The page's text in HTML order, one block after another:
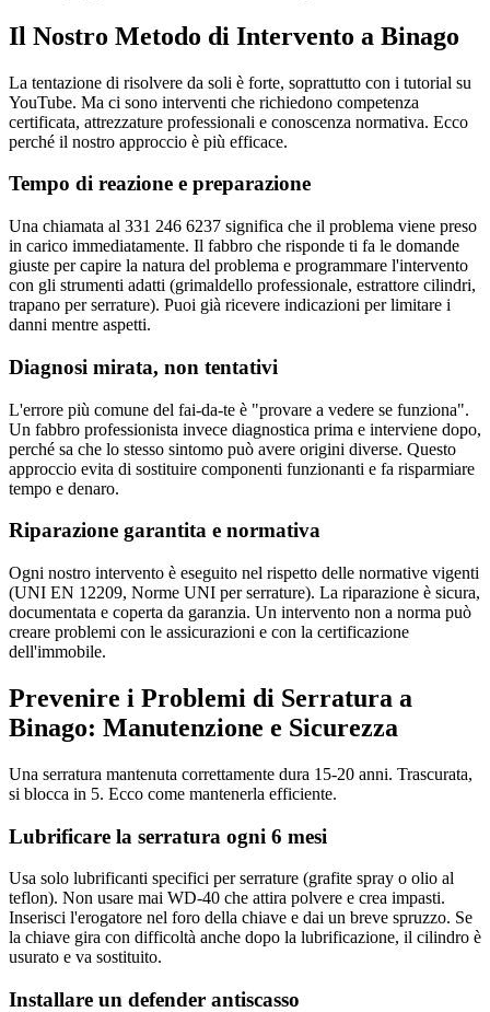
Il Nostro Metodo di Intervento a Binago
La tentazione di risolvere da soli è forte, soprattutto con i tutorial su
YouTube. Ma ci sono interventi che richiedono competenza
certificata, attrezzature professionali e conoscenza normativa. Ecco
perché il nostro approccio è più efficace.
Tempo di reazione e preparazione
Una chiamata al 331 246 6237 significa che il problema viene preso
in carico immediatamente. Il fabbro che risponde ti fa le domande
giuste per capire la natura del problema e programmare l'intervento
con gli strumenti adatti (grimaldello professionale, estrattore cilindri,
trapano per serrature). Puoi già ricevere indicazioni per limitare i
danni mentre aspetti.
Diagnosi mirata, non tentativi
L'errore più comune del fai-da-te è "provare a vedere se funziona".
Un fabbro professionista invece diagnostica prima e interviene dopo,
perché sa che lo stesso sintomo può avere origini diverse. Questo
approccio evita di sostituire componenti funzionanti e fa risparmiare
tempo e denaro.
Riparazione garantita e normativa
Ogni nostro intervento è eseguito nel rispetto delle normative vigenti
(UNI EN 12209, Norme UNI per serrature). La riparazione è sicura,
documentata e coperta da garanzia. Un intervento non a norma può
creare problemi con le assicurazioni e con la certificazione
dell'immobile.
Prevenire i Problemi di Serratura a
Binago: Manutenzione e Sicurezza
Una serratura mantenuta correttamente dura 15-20 anni. Trascurata,
si blocca in 5. Ecco come mantenerla efficiente.
Lubrificare la serratura ogni 6 mesi
Usa solo lubrificanti specifici per serrature (grafite spray o olio al
teflon). Non usare mai WD-40 che attira polvere e crea impasti.
Inserisci l'erogatore nel foro della chiave e dai un breve spruzzo. Se
la chiave gira con difficoltà anche dopo la lubrificazione, il cilindro è
usurato e va sostituito.
Installare un defender antiscasso